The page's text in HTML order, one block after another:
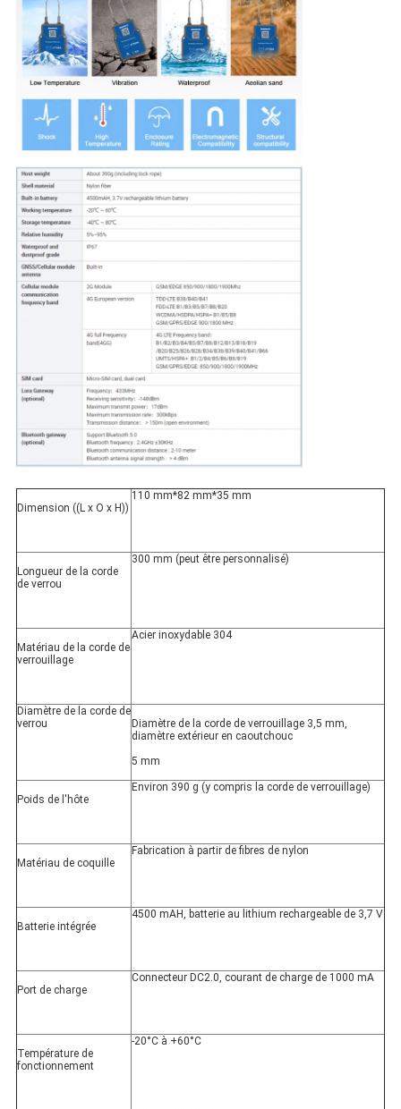
Dimension ((L x O x H))
110 mm*82 mm*35 mm
Longueur de la corde
de verrou
300 mm (peut être personnalisé)
Matériau de la corde de
verrouillage
Acier inoxydable 304
Diamètre de la corde de
verrou
Diamètre de la corde de verrouillage 3,5 mm,
diamètre extérieur en caoutchouc
5 mm
Poids de l'hôte
Environ 390 g (y compris la corde de verrouillage)
Matériau de coquille
Fabrication à partir de fibres de nylon
Batterie intégrée
4500 mAH, batterie au lithium rechargeable de 3,7 V
Port de charge
Connecteur DC2.0, courant de charge de 1000 mA
Température de
fonctionnement
-20°C à +60°C